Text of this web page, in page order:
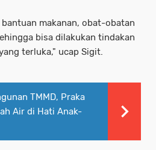
makanan, obat-obatan
bisa dilakukan tindakan
terluka," ucap Sigit.
TMMD, Praka
Air di Hati Anak-